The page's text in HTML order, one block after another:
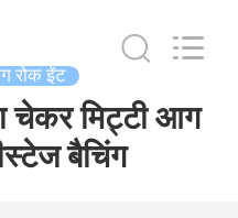
रोक ईंट
चेकर मिट्टी आग
बैचिंग